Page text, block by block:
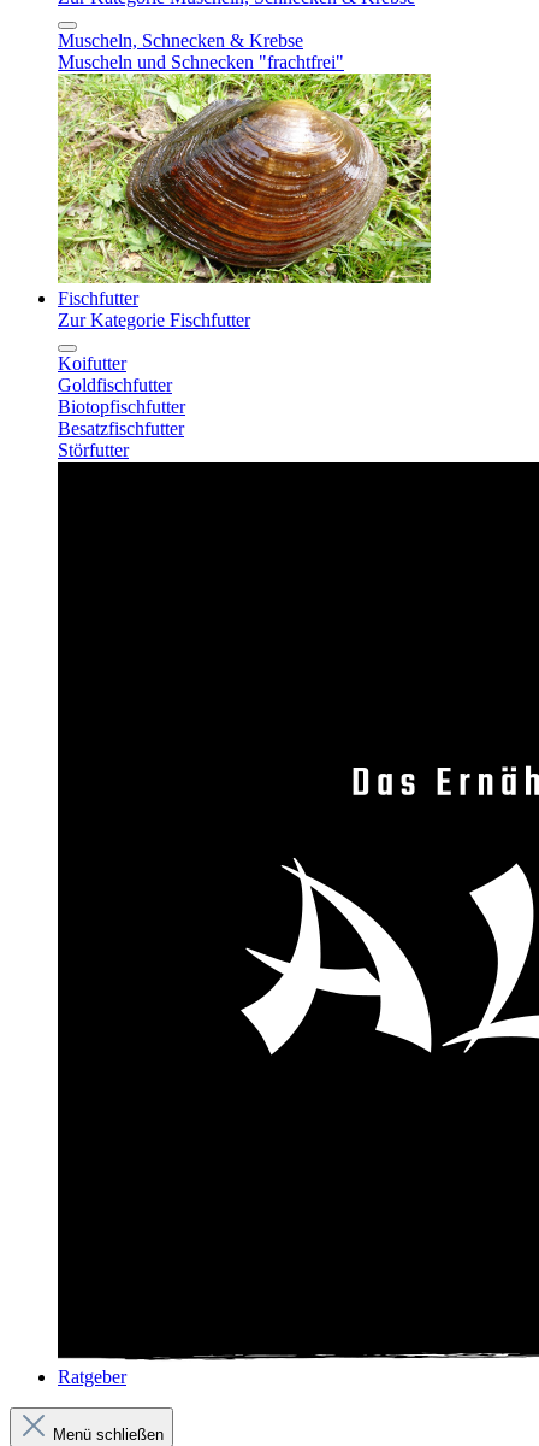
Muscheln, Schnecken & Krebse
Muscheln und Schnecken "frachtfrei"
Fischfutter
Zur Kategorie Fischfutter
Koifutter
Goldfischfutter
Biotopfischfutter
Besatzfischfutter
Störfutter
Ratgeber
Menü schließen